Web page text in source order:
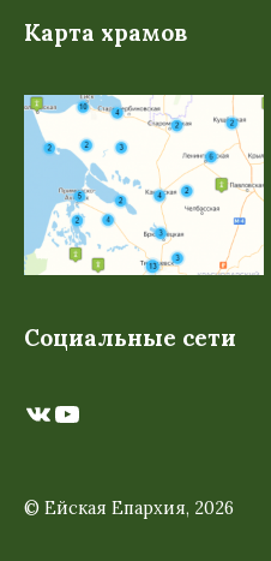
Карта храмов
Социальные сети
ВКонтакте
YouTube
© Ейская Епархия, 2026